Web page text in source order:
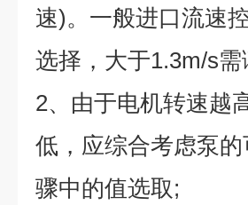
速)。一般进口流速
选择，大于1.3m/s
2、由于电机转速越
低，应综合考虑泵
骤中的值选取;